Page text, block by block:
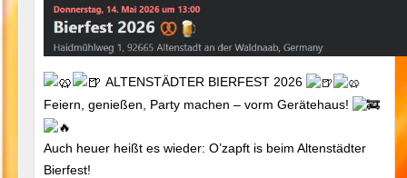
ALTENSTÄDTER BIERFEST 2026
Feiern, genießen, Party machen – vorm Gerätehaus!
Auch heuer heißt es wieder: O’zapft is beim Altenstädter
Bierfest!